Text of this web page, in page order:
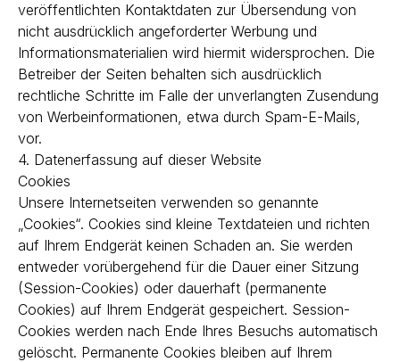
veröffentlichten Kontaktdaten zur Übersendung von
nicht ausdrücklich angeforderter Werbung und
Informationsmaterialien wird hiermit widersprochen. Die
Betreiber der Seiten behalten sich ausdrücklich
rechtliche Schritte im Falle der unverlangten Zusendung
von Werbeinformationen, etwa durch Spam-E-Mails,
vor.
4. Datenerfassung auf dieser Website
Cookies
Unsere Internetseiten verwenden so genannte
„Cookies“. Cookies sind kleine Textdateien und richten
auf Ihrem Endgerät keinen Schaden an. Sie werden
entweder vorübergehend für die Dauer einer Sitzung
(Session-Cookies) oder dauerhaft (permanente
Cookies) auf Ihrem Endgerät gespeichert. Session-
Cookies werden nach Ende Ihres Besuchs automatisch
gelöscht. Permanente Cookies bleiben auf Ihrem